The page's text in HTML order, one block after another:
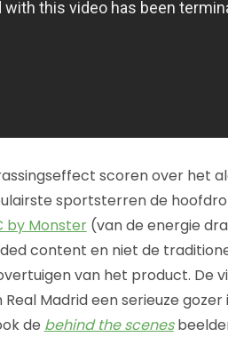
scoren over het
sportsterren de
by Monster(van de energie
content en niet de
van het product. De
Madrid een serieuze gozer
de behind the scenes